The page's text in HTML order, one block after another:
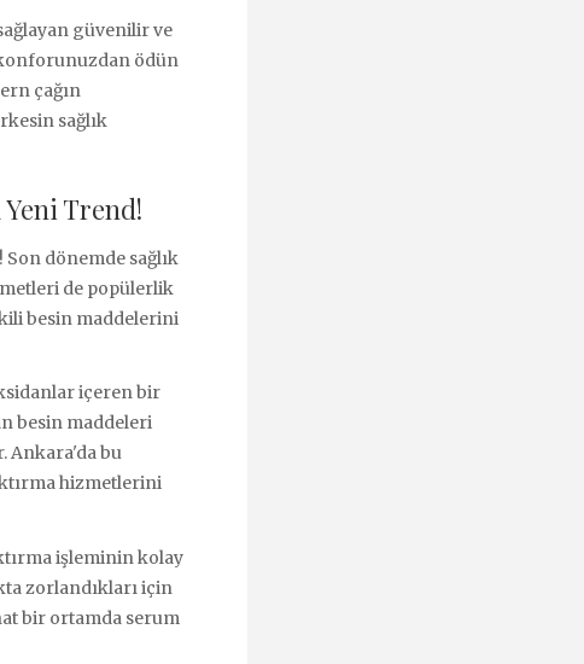
güvenilir ve
ödün
çağın
sağlık
Yeni Trend!
dönemde sağlık
de popülerlik
besin maddelerini
içeren bir
besin maddeleri
Ankara'da bu
hizmetlerini
işleminin kolay
zorlandıkları için
bir ortamda serum